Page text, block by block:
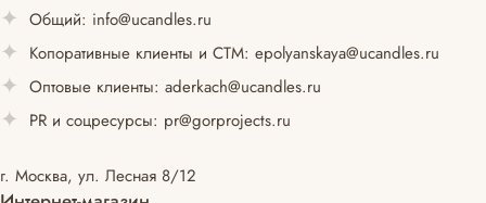
Общий: info@ucandles.ru
Копоративные клиенты и СТМ: epolyanskaya@ucandles.ru
Оптовые клиенты: aderkach@ucandles.ru
PR и соцресурсы: pr@gorprojects.ru
г. Москва, ул. Лесная 8/12